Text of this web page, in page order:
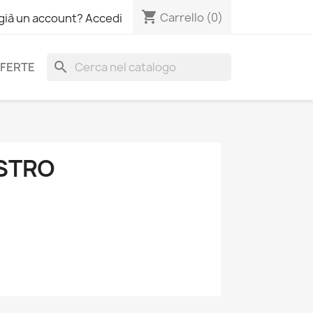
un account? Accedi shopping_cart Carrello (0)
search